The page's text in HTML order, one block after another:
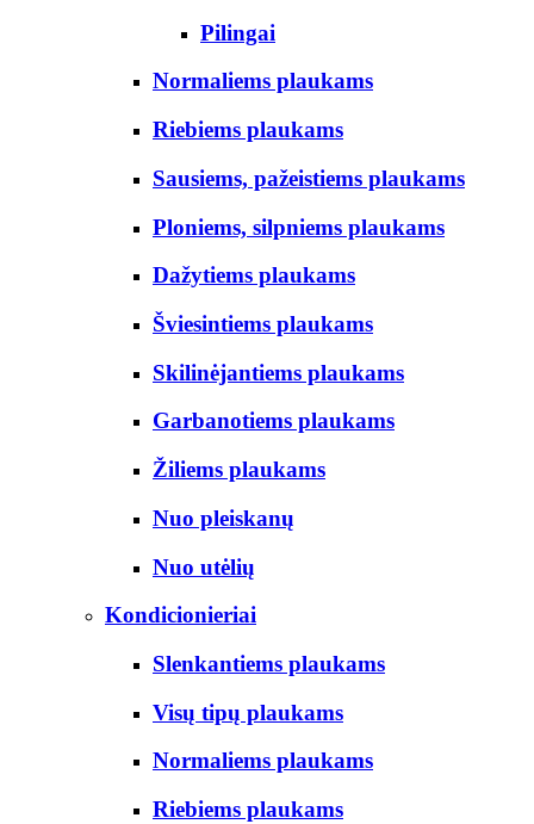
Pilingai
Normaliems plaukams
Riebiems plaukams
Sausiems, pažeistiems plaukams
Ploniems, silpniems plaukams
Dažytiems plaukams
Šviesintiems plaukams
Skilinėjantiems plaukams
Garbanotiems plaukams
Žiliems plaukams
Nuo pleiskanų
Nuo utėlių
Kondicionieriai
Slenkantiems plaukams
Visų tipų plaukams
Normaliems plaukams
Riebiems plaukams